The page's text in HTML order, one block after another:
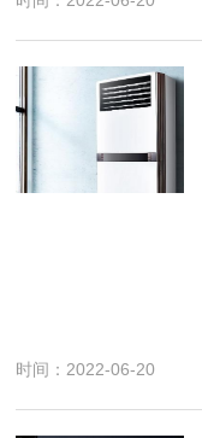
时间：2022-06-20